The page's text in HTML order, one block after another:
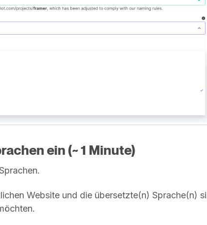
ein (~ 1 Minute)
Website und die übersetzte(n) Sprache(n)